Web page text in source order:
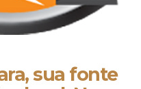
sua fonte